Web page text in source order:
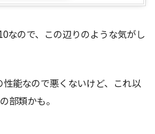
なので、この辺りのような気がし
性能なので悪くないけど、これ以
部類かも。